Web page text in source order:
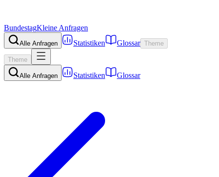
BundestagKleine Anfragen
Alle Anfragen Statistiken Glossar Theme
Theme
Alle Anfragen Statistiken Glossar